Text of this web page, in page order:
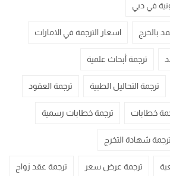
في دبي
بالخرج اسعار الترجمة في الامارات
ترجمة أبحاث علمية
ترجمة التحاليل الطبية ترجمة العقود
خطابات ترجمة خطابات رسمية
ترجمة شهادة التخرج
ترجمة عرض سعر ترجمة عقد زواج